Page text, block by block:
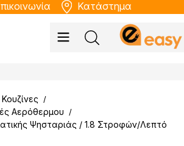
Κατάστημα
Κουζίνες /
Αερόθερμου /
Ψησταριάς / 1.8 Στροφών/Λεπτό